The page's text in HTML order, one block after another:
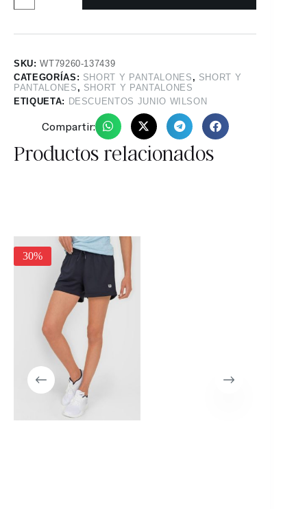
SKU:WT79260-137439
CATEGORÍAS: SHORT Y PANTALONES , SHORT Y
PANTALONES , SHORT Y PANTALONES
ETIQUETA: DESCUENTOS JUNIO WILSON
Compartir:
Productos relacionados
30%